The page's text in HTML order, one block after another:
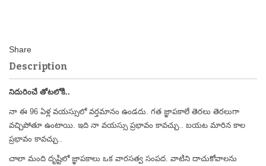
Description
నిదురించే తోటలోకి..
నా ఈ 96 ఏళ్ల వయస్సులో వర్తమానం ఉండదు. గత జ్ఞాపకాలే తెరలు తెరలుగా
వచ్చిపోతూ ఉంటాయి. ఇది నా వయస్సు ప్రభావం కావచ్చు.. బయట మారిన కాల
ప్రభావం కావచ్చు..
చాలా మంది దృష్టిలో జ్ఞాపకాలు ఒక వారసత్వ సంపద. వాటిని దాచుకోవాలను